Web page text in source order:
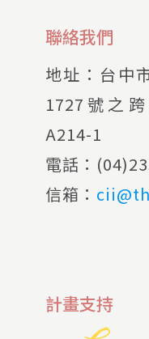
聯絡我們
地址： 台中
1727號之
A214-1
電話：
信箱：
計畫支持